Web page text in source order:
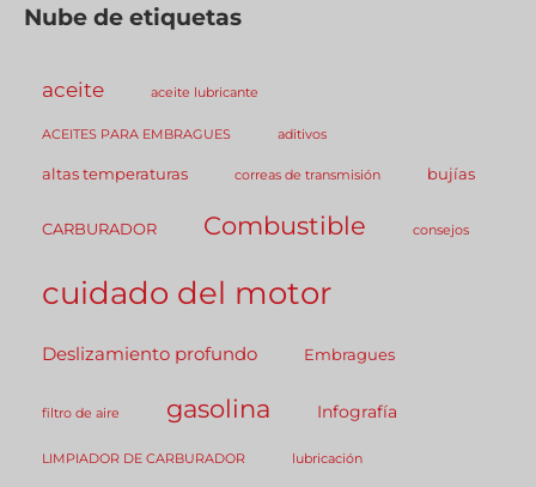
Nube de etiquetas
aceite aceite lubricante
ACEITES PARA EMBRAGUES aditivos
altas temperaturas correas de transmisión bujías
CARBURADOR Combustible consejos
cuidado del motor
Deslizamiento profundo Embragues
filtro de aire gasolina Infografía
LIMPIADOR DE CARBURADOR lubricación